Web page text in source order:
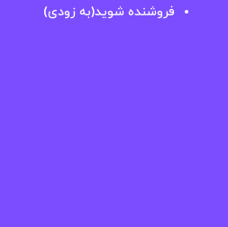
فروشنده شوید(به زودی)